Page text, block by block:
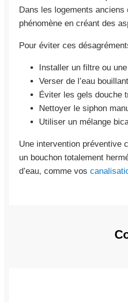
Dans les logements
phénomène en créant des
Pour éviter ces
Installer un filtre ou
Verser de l’eau
Éviter les gels douche
Nettoyer le siphon
Utiliser un mélange
Une intervention préventive
un bouchon totalement
d’eau, comme vos